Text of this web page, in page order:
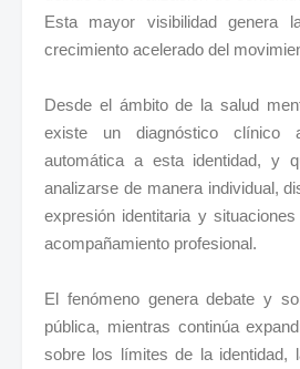
Esta mayor visibilidad genera
crecimiento acelerado del
Desde el ámbito de la salud
existe un diagnóstico clínico
automática a esta identidad, y
analizarse de manera individual,
expresión identitaria y
acompañamiento profesional.
El fenómeno genera debate y
pública, mientras continúa
sobre los límites de la identidad,